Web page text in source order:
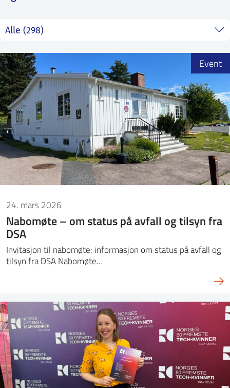
PRESSE
24. mars 2026
Nabomøte – om status på avfall og tilsyn fra
DSA
Invitasjon til nabomøte: informasjon om status på avfall og
tilsyn fra DSA Nabomøte…
Event